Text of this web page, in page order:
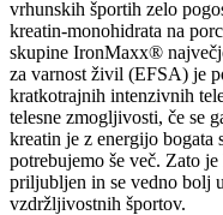
vrhunskih športih zelo
kreatin-monohidrata na
skupine IronMaxx®
za varnost živil (EFSA) je
kratkotrajnih intenzivnih
telesne zmogljivosti, če se
kreatin je z energijo bogata
potrebujemo še več. Zato
priljubljen in se vedno bolj
vzdržljivostnih športov.